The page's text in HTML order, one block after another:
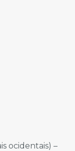
ocidentais) –